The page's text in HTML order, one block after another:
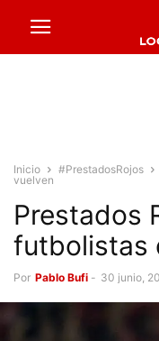
Inicio #PrestadosRojos
vuelven
Prestados
futbolistas
Por Pablo Bufi - 30 junio,